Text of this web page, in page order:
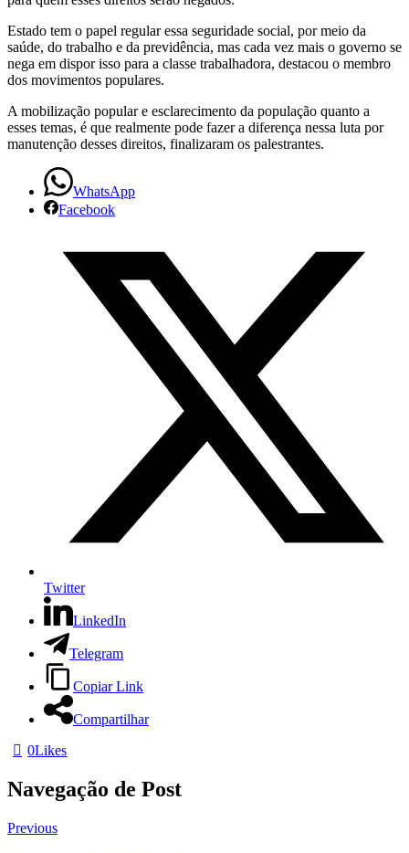
Estado tem o papel regular essa seguridade social, por meio da
saúde, do trabalho e da previdência, mas cada vez mais o governo se
nega em dispor isso para a classe trabalhadora, destacou o membro
dos movimentos populares.
A mobilização popular e esclarecimento da população quanto a
esses temas, é que realmente pode fazer a diferença nessa luta por
manutenção desses direitos, finalizaram os palestrantes.
WhatsApp
Facebook
Twitter
LinkedIn
Telegram
Copiar Link
Compartilhar
0Likes
Navegação de Post
Previous